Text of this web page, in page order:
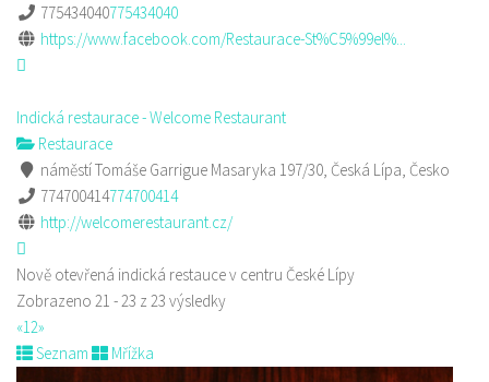
775434040775434040
https://www.facebook.com/Restaurace-St%C5%99el%...
Indická restaurace - Welcome Restaurant
Restaurace
náměstí Tomáše Garrigue Masaryka 197/30, Česká Lípa, Česko
774700414774700414
http://welcomerestaurant.cz/
Nově otevřená indická restauce v centru České Lípy
Zobrazeno 21 - 23 z 23 výsledky
«12»
Seznam
Mřížka